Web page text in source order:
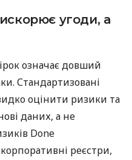
угоди, а
означає довший
Стандартизовані
оцінити ризики та
даних, а не
Done
реєстри,